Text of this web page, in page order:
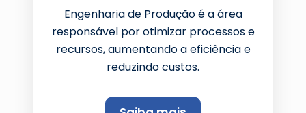
Engenharia de Produção é a área
responsável por otimizar processos e
recursos, aumentando a eficiência e
reduzindo custos.